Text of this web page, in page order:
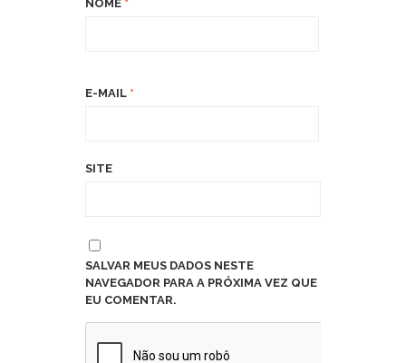
NOME *
E-MAIL *
SITE
SALVAR MEUS DADOS NESTE
NAVEGADOR PARA A PRÓXIMA VEZ QUE
EU COMENTAR.